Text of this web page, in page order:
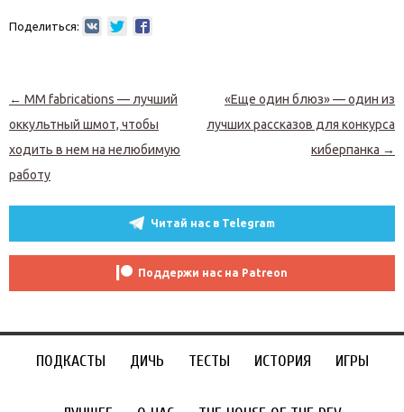
Поделиться:
Навигация по записям
← MM fabrications — лучший
оккультный шмот, чтобы
ходить в нем на нелюбимую
работу
«Еще один блюз» — один из
лучших рассказов для конкурса
киберпанка →
Читай нас в Telegram
Поддержи нас на Patreon
ПОДКАСТЫ ДИЧЬ ТЕСТЫ ИСТОРИЯ ИГРЫ